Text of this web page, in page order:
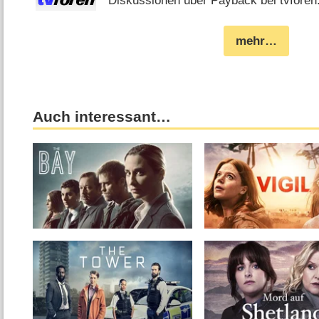
mehr…
Auch interessant…